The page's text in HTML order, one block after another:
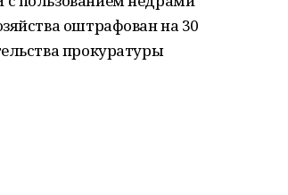
оштрафован на 30
прокуратуры